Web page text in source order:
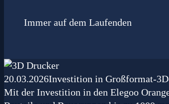
Immer auf dem Laufenden
20.03.2026Investition in Großformat-
Mit der Investition in den Elegoo